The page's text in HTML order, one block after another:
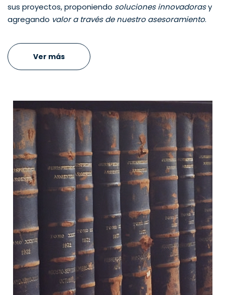
sus proyectos, proponiendo soluciones innovadorasy
agregando valor a través de nuestro asesoramiento.
Ver más